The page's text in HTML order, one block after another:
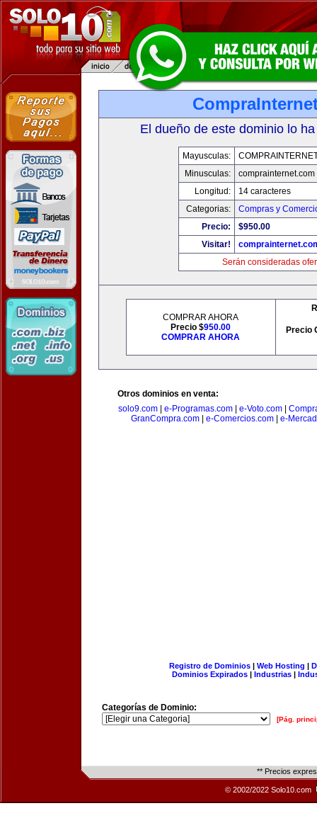
El dueño de este dominio lo
Mayusculas:
Minusculas:
comprainternet.com
Longitud:
14 caracteres
Categorias:
Compras y
Precio:
$950.00
Visitar!
Serán consideradas
COMPRAR AHORA
Precio $950.00
COMPRAR AHORA
Precio
Otros dominios en venta:
solo9.com| e-Programas.com| e-Voto.com|
GranCompra.com
e-Comercios.com e-
Registro de Dominios| Web Hosting |
Dominios Expirados | Industrias |
Categorías de Dominio:
[Pág.
** Precios
© 2002/2022 Solo10.com